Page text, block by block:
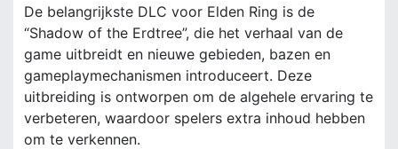
De belangrijkste DLC voor Elden Ring is de
“Shadow of the Erdtree”, die het verhaal van de
game uitbreidt en nieuwe gebieden, bazen en
gameplaymechanismen introduceert. Deze
uitbreiding is ontworpen om de algehele ervaring te
verbeteren, waardoor spelers extra inhoud hebben
om te verkennen.